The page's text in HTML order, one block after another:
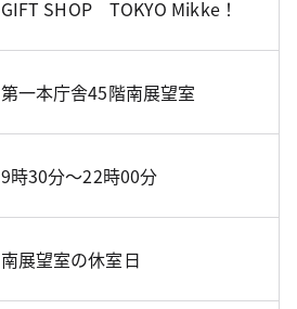
GIFT SHOP TOKYO Mikke！
第一本庁舎45階南展望室
9時30分～22時00分
南展望室の休室日